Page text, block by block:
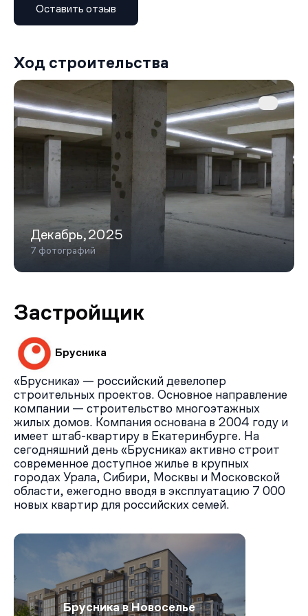
помещениями для мастер‑классов, а также летний
кинотеатр с лекторием.
повседневную жизнь. Внутри комплекса появятся
магазины, кафе, рестораны, спа‑центры, медицинские и
образовательные учреждения. Для детей построят
школу на 275 учеников и детский сад на 75 мест. Для
автовладельцев предусмотрен подземный паркинг на
380 машиномест с зарядками для электромобилей и
станция подкачки шин, а также гостевой паркинг на 23
Благоустройство территории выполнено по принципу
многоуровневого озеленения. Закрытые дворы на
стилобатах обеспечивают приватность и безопасность,
исключая транзитное движение. Пространства
зонированы: есть спортивные площадки, детские
игровые зоны, лаунж‑зоны с лежаками и кустарниками.
На крыше одного из корпусов обустроят зелёный
сад‑террасу, а у главного входа проложат пешеходный
Транспортная доступность комплекса позволяет
быстро добраться до ключевых точек города. До
занимает примерно 15–20 минут на общественном
транспорте. Остановка «проспект Крузенштерна»
находится в трёх минутах ходьбы. Дорога до центра
города (Невский проспект) занимает около 25 минут,
до аэропорта Пулково — 30–35 минут. Автомобилисты
могут воспользоваться улицей Кораблестроителей,
проспектами Васильевского острова и Западным
скоростным диаметром (ЗСД).
Оставить отзыв
Ход строительства
Декабрь,2025
7 фотографий
Застройщик
Брусника
«Брусника» — российский девелопер
строительных проектов. Основное направление
компании — строительство многоэтажных
жилых домов. Компания основана в 2004 году и
имеет штаб-квартиру в Екатеринбурге. На
сегодняшний день «Брусника» активно строит
современное доступное жилье в крупных
городах Урала, Сибири, Москвы и Московской
области, ежегодно вводя в эксплуатацию 7 000
новых квартир для российских семей.
Брусника в Новоселье